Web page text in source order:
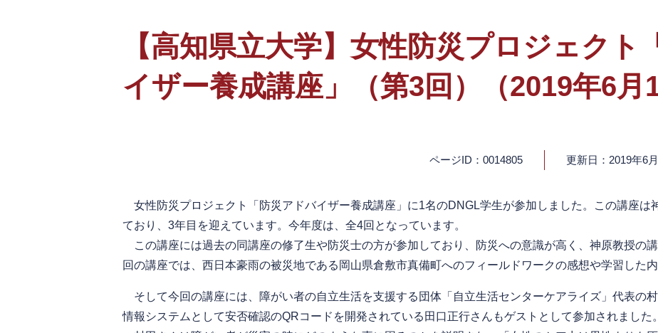
【高知県立大学】女性防災プロジェクト
イザー養成講座」（第3回）（2019年6月
ページID：0014805 更新日：2019年6
女性防災プロジェクト「防災アドバイザー養成講座」に1名のDNGL学生が参加しました。この講座は
ており、3年目を迎えています。今年度は、全4回となっています。
この講座には過去の同講座の修了生や防災士の方が参加しており、防災への意識が高く、神原教授の
回の講座では、西日本豪雨の被災地である岡山県倉敷市真備町へのフィールドワークの感想や学習した
そして今回の講座には、障がい者の自立生活を支援する団体「自立生活センターケアライズ」代表の
情報システムとして安否確認のQRコードを開発されている田口正行さんもゲストとして参加されました。